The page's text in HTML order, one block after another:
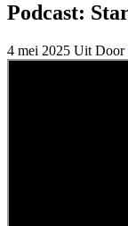
Podcast:
4 mei 2025 Uit Door